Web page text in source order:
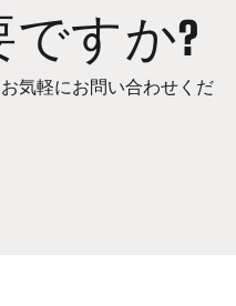
すか?
気軽にお問い合わせくだ